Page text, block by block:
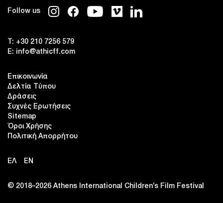
Follow us
T: +30 210 7256 579
E: info@athicff.com
Επικοινωνία
Δελτία Τύπου
Δράσεις
Συχνές Ερωτήσεις
Sitemap
Όροι Χρήσης
Πολιτική Απορρήτου
ΕΛ EN
© 2018–2026 Αthens International Children’s Film Festival